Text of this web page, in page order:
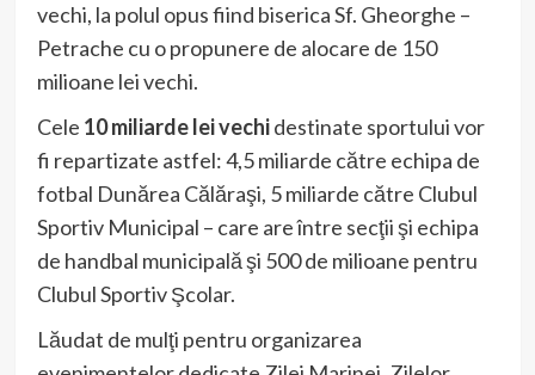
vechi, la polul opus fiind biserica Sf. Gheorghe –
Petrache cu o propunere de alocare de 150
milioane lei vechi.
Cele 10 miliarde lei vechidestinate sportului vor
fi repartizate astfel: 4,5 miliarde către echipa de
fotbal Dunărea Călăraşi, 5 miliarde către Clubul
Sportiv Municipal – care are între secţii şi echipa
de handbal municipală şi 500 de milioane pentru
Clubul Sportiv Şcolar.
Lăudat de mulţi pentru organizarea